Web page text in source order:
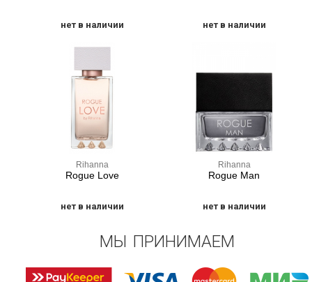
нет в наличии нет в наличии
Rihanna
Rogue Love
нет в наличии
Rihanna
Rogue Man
нет в наличии
МЫ ПРИНИМАЕМ